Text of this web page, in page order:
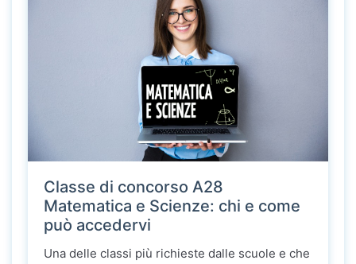
Classe di concorso A28
Matematica e Scienze: chi e come
può accedervi
Una delle classi più richieste dalle scuole e che